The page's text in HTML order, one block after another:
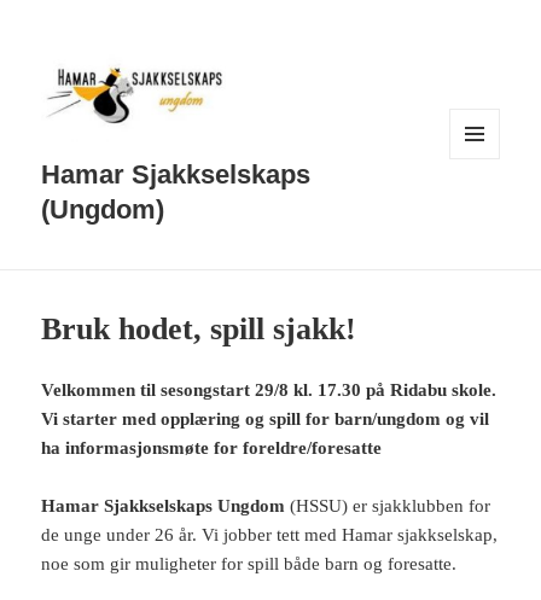
Hamar Sjakkselskaps
(Ungdom)
Bruk hodet, spill sjakk!
Velkommen til sesongstart 29/8 kl. 17.30 på Ridabu skole.
Vi starter med opplæring og spill for barn/ungdom og vil
ha informasjonsmøte for foreldre/foresatte
Hamar Sjakkselskaps Ungdom (HSSU) er sjakklubben for
de unge under 26 år. Vi jobber tett med Hamar sjakkselskap,
noe som gir muligheter for spill både barn og foresatte.